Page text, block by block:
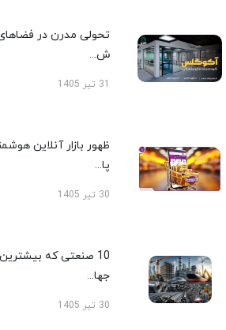
تحولی مدرن در فضاهای
ش...
ظهور بازار آنلاین
پا...
30 تیر 1405
10 صنعتی که بیشترین
جها...
30 تیر 1405